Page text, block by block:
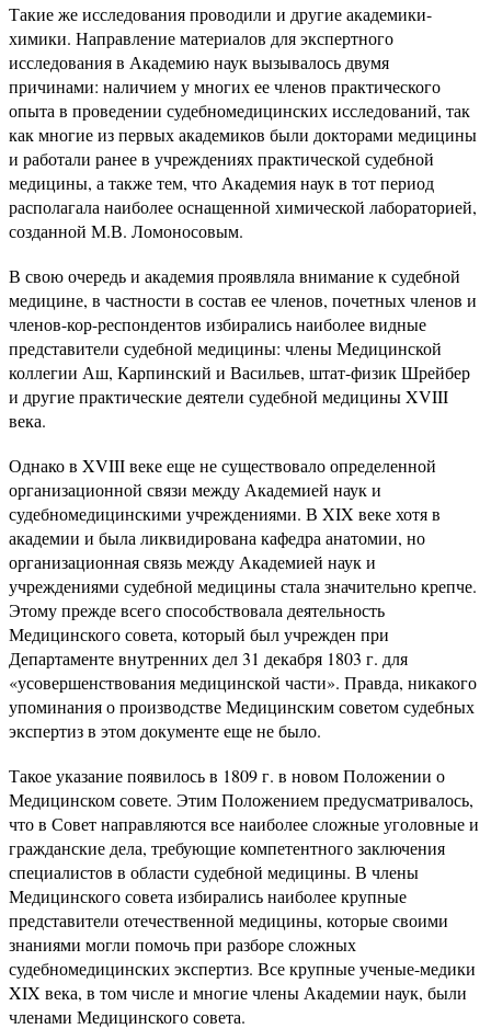
Такие же исследования проводили и другие академики-
химики. Направление материалов для экспертного
исследования в Академию наук вызывалось двумя
причинами: наличием у многих ее членов практического
опыта в проведении судебномедицинских исследований, так
как многие из первых академиков были докторами медицины
и работали ранее в учреждениях практической судебной
медицины, а также тем, что Академия наук в тот период
располагала наиболее оснащенной химической лабораторией,
созданной М.В. Ломоносовым.
В свою очередь и академия проявляла внимание к судебной
медицине, в частности в состав ее членов, почетных членов и
членов-кор-респондентов избирались наиболее видные
представители судебной медицины: члены Медицинской
коллегии Аш, Карпинский и Васильев, штат-физик Шрейбер
и другие практические деятели судебной медицины XVIII
века.
Однако в XVIII веке еще не существовало определенной
организационной связи между Академией наук и
судебномедицинскими учреждениями. В XIX веке хотя в
академии и была ликвидирована кафедра анатомии, но
организационная связь между Академией наук и
учреждениями судебной медицины стала значительно крепче.
Этому прежде всего способствовала деятельность
Медицинского совета, который был учрежден при
Департаменте внутренних дел 31 декабря 1803 г. для
«усовершенствования медицинской части». Правда, никакого
упоминания о производстве Медицинским советом судебных
экспертиз в этом документе еще не было.
Такое указание появилось в 1809 г. в новом Положении о
Медицинском совете. Этим Положением предусматривалось,
что в Совет направляются все наиболее сложные уголовные и
гражданские дела, требующие компетентного заключения
специалистов в области судебной медицины. В члены
Медицинского совета избирались наиболее крупные
представители отечественной медицины, которые своими
знаниями могли помочь при разборе сложных
судебномедицинских экспертиз. Все крупные ученые-медики
XIX века, в том числе и многие члены Академии наук, были
членами Медицинского совета.